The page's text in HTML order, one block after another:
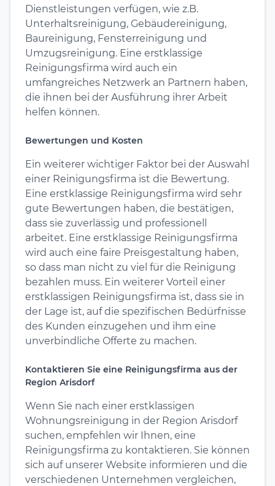
Dienstleistungen verfügen, wie z.B.
Unterhaltsreinigung, Gebäudereinigung,
Baureinigung, Fensterreinigung und
Umzugsreinigung. Eine erstklassige
Reinigungsfirma wird auch ein
umfangreiches Netzwerk an Partnern haben,
die ihnen bei der Ausführung ihrer Arbeit
helfen können.
Bewertungen und Kosten
Ein weiterer wichtiger Faktor bei der Auswahl
einer Reinigungsfirma ist die Bewertung.
Eine erstklassige Reinigungsfirma wird sehr
gute Bewertungen haben, die bestätigen,
dass sie zuverlässig und professionell
arbeitet. Eine erstklassige Reinigungsfirma
wird auch eine faire Preisgestaltung haben,
so dass man nicht zu viel für die Reinigung
bezahlen muss. Ein weiterer Vorteil einer
erstklassigen Reinigungsfirma ist, dass sie in
der Lage ist, auf die spezifischen Bedürfnisse
des Kunden einzugehen und ihm eine
unverbindliche Offerte zu machen.
Kontaktieren Sie eine Reinigungsfirma aus der
Region Arisdorf
Wenn Sie nach einer erstklassigen
Wohnungsreinigung in der Region Arisdorf
suchen, empfehlen wir Ihnen, eine
Reinigungsfirma zu kontaktieren. Sie können
sich auf unserer Website informieren und die
verschiedenen Unternehmen vergleichen,